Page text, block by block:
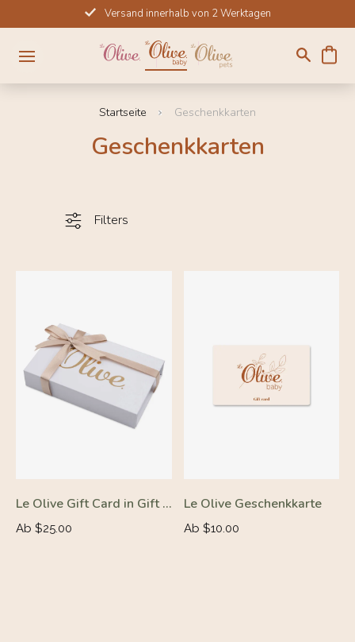
zum
Inhalt
Versand innerhalb von 2 Werktagen
Startseite Geschenkkarten
Geschenkkarten
Filters
Le Olive Gift Card in Gift Wrap
Ab $25.00
Le Olive Geschenkkarte
Ab $10.00